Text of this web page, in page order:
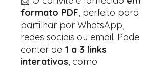
formato PDF, perfeito para
partilhar por WhatsApp,
redes sociais ou email. Pode
conter de 1 a 3 links
interativos, como